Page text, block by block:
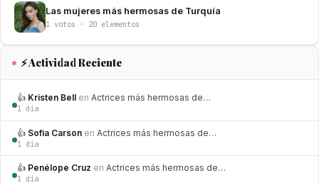
Las mujeres más hermosas de Turquía
1 votos · 20 elementos
⚡ Actividad Reciente
👍 Kristen Bell en Actrices más hermosas de…
1 día
👍 Sofia Carson en Actrices más hermosas de…
1 día
👍 Penélope Cruz en Actrices más hermosas de…
1 día